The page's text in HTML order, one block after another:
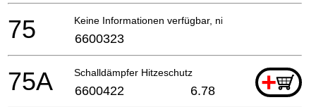
Keine Informationen verfügbar, nicht bestellbar
75 6600323
Schalldämpfer Hitzeschutz +
75A 6600422 6.78